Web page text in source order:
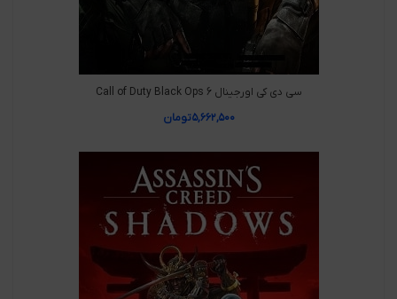
سی دی کی اورجینال Call of Duty Black Ops 6
۵,۶۶۲,۵۰۰تومان